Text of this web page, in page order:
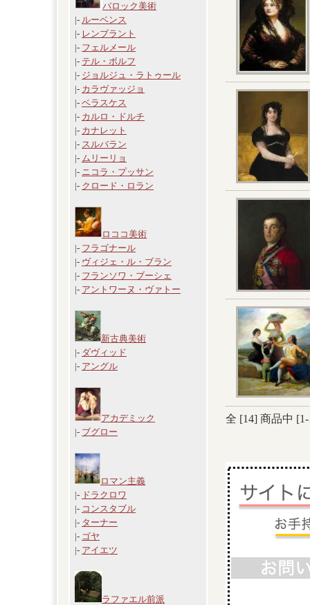
バロック美術
|- ルーベンス
|- レンブラント
|- フェルメール
|- テル・ボルフ
|- ジョルジュ・ラトゥール
|- カラヴァッジョ
|- ベラスケス
|- カルロ・ドルチ
|- カナレット
|- スルバラン
|- ムリーリョ
|- ニコラ・プッサン
|- クロード・ロラン
ロココ美術
|- フラゴナール
|- ヴィジェ・ル・ブラン
|- フランソワ・ブーシェ
|- アントワーヌ・ヴァトー
新古典美術
|- ダヴィッド
|- アングル
アカデミック
|- ブグロー
ロマン主義
|- ドラクロワ
|- コンスタブル
|- ターナー
|- ゴヤ
|- アイエツ
ラファエル前派
全 [14] 商品中 [1-